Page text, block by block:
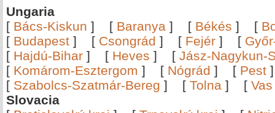
Ungaria
[ Bács-Kiskun ] [ Baranya ] [ Békés ] [
[ Budapest ] [ Csongrád ] [ Fejér ] [
[ Hajdú-Bihar ] [ Heves ] [ Jász-Nagykun-
[ Komárom-Esztergom ] [ Nógrád ] [ Pest
[ Szabolcs-Szatmár-Bereg ] [ Tolna ] [ Vas
Slovacia